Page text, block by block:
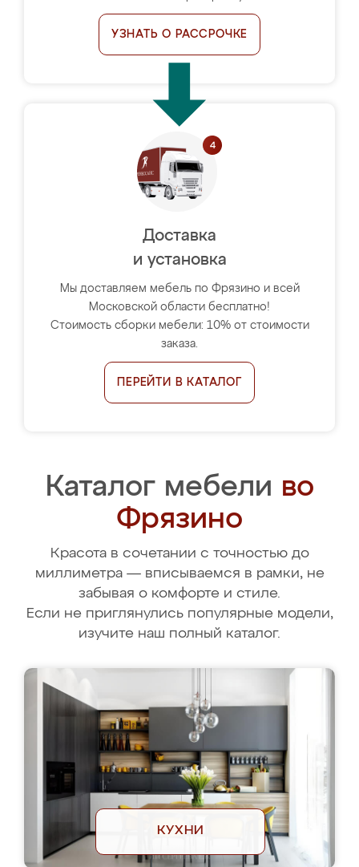
УЗНАТЬ О РАССРОЧКЕ
Доставка
и установка
Мы доставляем мебель по Фрязино и всей
Московской области бесплатно!
Стоимость сборки мебели: 10% от стоимости
заказа.
ПЕРЕЙТИ В КАТАЛОГ
Каталог мебели во
Фрязино
Красота в сочетании с точностью до
миллиметра — вписываемся в рамки, не
забывая о комфорте и стиле.
Если не приглянулись популярные модели,
изучите наш полный каталог.
КУХНИ